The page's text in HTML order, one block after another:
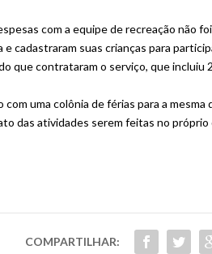
com a equipe de recreação não
e cadastraram suas crianças para
que contrataram o serviço, que incluiu
com uma colônia de férias para a
das atividades serem feitas no
COMPARTILHAR: